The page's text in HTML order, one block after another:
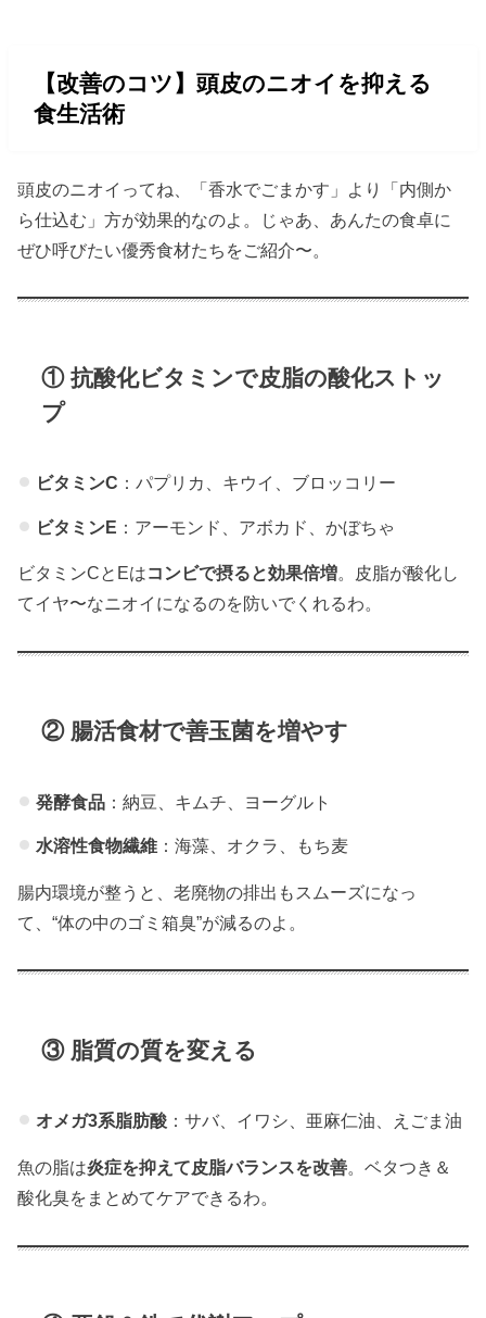
【改善のコツ】頭皮のニオイを抑える
食生活術
頭皮のニオイってね、「香水でごまかす」より「内側か
ら仕込む」方が効果的なのよ。じゃあ、あんたの食卓に
ぜひ呼びたい優秀食材たちをご紹介〜。
① 抗酸化ビタミンで皮脂の酸化ストッ
プ
ビタミンC ：パプリカ、キウイ、ブロッコリー
ビタミンE ：アーモンド、アボカド、かぼちゃ
ビタミンCとEはコンビで摂ると効果倍増。皮脂が酸化し
てイヤ〜なニオイになるのを防いでくれるわ。
② 腸活食材で善玉菌を増やす
発酵食品：納豆、キムチ、ヨーグルト
水溶性食物繊維：海藻、オクラ、もち麦
腸内環境が整うと、老廃物の排出もスムーズになっ
て、“体の中のゴミ箱臭”が減るのよ。
③ 脂質の質を変える
オメガ3系脂肪酸：サバ、イワシ、亜麻仁油、えごま油
魚の脂は炎症を抑えて皮脂バランスを改善。ベタつき＆
酸化臭をまとめてケアできるわ。